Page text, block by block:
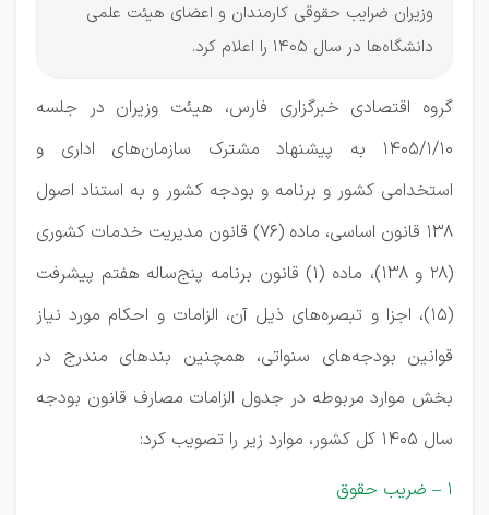
وزیران ضرایب حقوقی کارمندان و اعضای هیئت علمی
دانشگاه‌ها در سال 1405 را اعلام کرد.
گروه اقتصادی خبرگزاری فارس، هیئت وزیران در جلسه
۱۴۰۵/۱/۱۰ به پیشنهاد مشترک سازمان‌های اداری و
استخدامی کشور و برنامه و بودجه کشور و به استناد اصول
۱۳۸ قانون اساسی، ماده (۷۶) قانون مدیریت خدمات کشوری
(۲۸ و ۱۳۸)، ماده (۱) قانون برنامه پنج‌ساله هفتم پیشرفت
(۱۵)، اجزا و تبصره‌های ذیل آن، الزامات و احکام مورد نیاز
قوانین بودجه‌های سنواتی، همچنین بندهای مندرج در
بخش موارد مربوطه در جدول الزامات مصارف قانون بودجه
سال ۱۴۰۵ کل کشور، موارد زیر را تصویب کرد:
۱ – ضریب حقوق